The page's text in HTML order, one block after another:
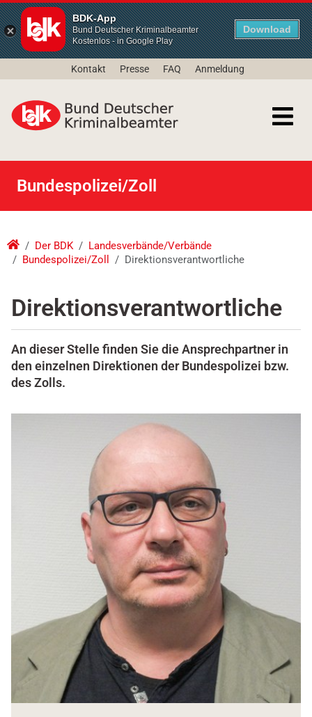
BDK-App
Bund Deutscher Kriminalbeamter
Kostenlos - in Google Play
Download
Kontakt Presse FAQ Anmeldung
Bundespolizei/Zoll
Der BDK
Landesverbände/Verbände
Bundespolizei/Zoll
Direktionsverantwortliche
Direktionsverantwortliche
An dieser Stelle finden Sie die Ansprechpartner in
den einzelnen Direktionen der Bundespolizei bzw.
des Zolls.